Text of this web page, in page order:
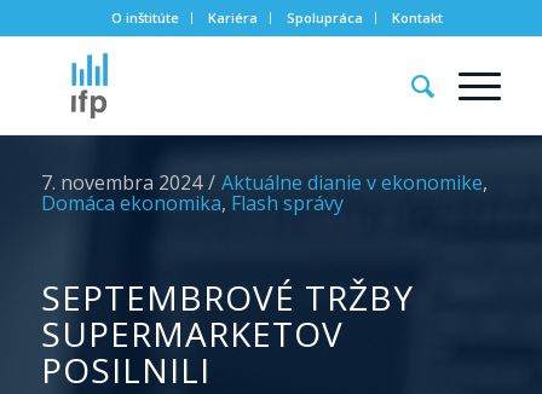
O inštitúte Kariéra Spolupráca Kontakt
7. novembra 2024 / Aktuálne dianie v ekonomike,
Domáca ekonomika, Flash správy
SEPTEMBROVÉ TRŽBY
SUPERMARKETOV
POSILNILI